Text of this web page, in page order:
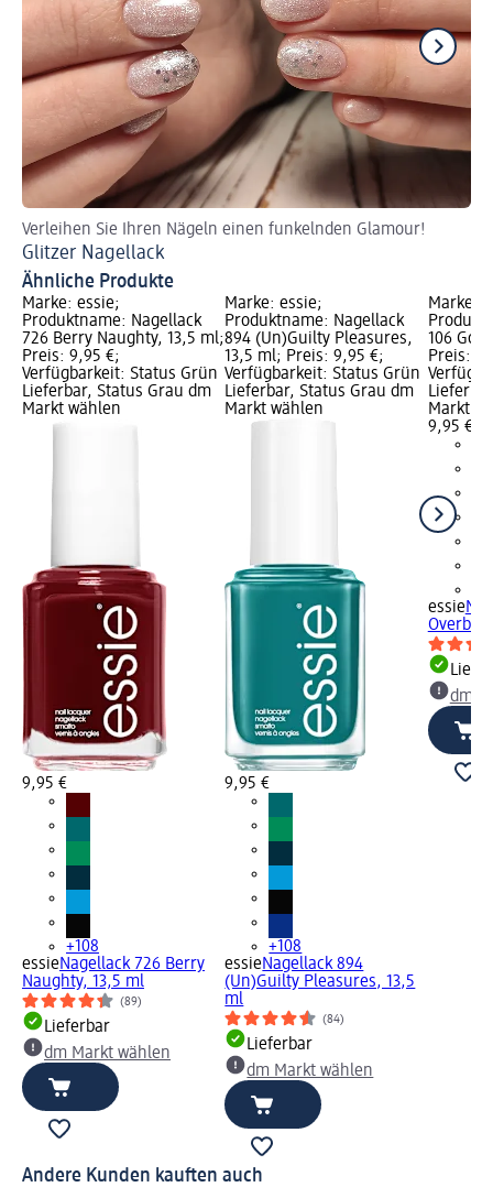
Verleihen Sie Ihren Nägeln einen funkelnden Glamour!
Glitzer Nagellack
Ähnliche Produkte
Marke: essie;
Produktname: Nagellack
726 Berry Naughty, 13,5 ml;
Preis: 9,95 €;
Verfügbarkeit: Status Grün
Lieferbar, Status Grau dm
Markt wählen
9,95 €
+108
essieNagellack 726 Berry
Naughty, 13,5 ml
(89)
Lieferbar
dm Markt wählen
Marke: essie;
Produktname: Nagellack
894 (Un)Guilty Pleasures,
13,5 ml; Preis: 9,95 €;
Verfügbarkeit: Status Grün
Lieferbar, Status Grau dm
Markt wählen
9,95 €
+108
essieNagellack 894
(Un)Guilty Pleasures, 13,5
ml
(84)
Lieferbar
dm Markt wählen
Marke:
106 Go
Preis:
Markt
9,95 €
essie
dm
Andere Kunden kauften auch